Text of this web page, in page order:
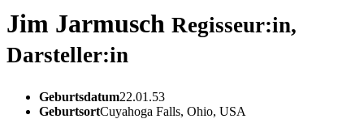
Jim Jarmusch Regisseur:in,
Darsteller:in
Geburtsdatum22.01.53
GeburtsortCuyahoga Falls, Ohio, USA